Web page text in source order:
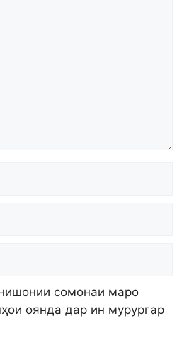
сомонаи маро
оянда дар ин мурургар